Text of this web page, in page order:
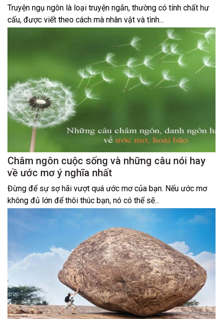
Truyện ngụ ngôn là loại truyện ngắn, thường có tính chất hư
cấu, được viết theo cách mà nhân vật và tình...
Châm ngôn cuộc sống và những câu nói hay
về ước mơ ý nghĩa nhất
Đừng để sự sợ hãi vượt quá ước mơ của bạn. Nếu ước mơ
không đủ lớn để thôi thúc bạn, nó có thể sẽ...